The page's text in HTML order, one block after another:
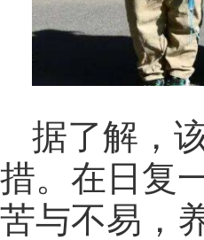
据了解，
措。在日复
苦与不易，